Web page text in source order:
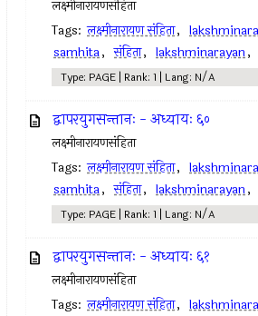
लक्ष्मीनारायणसंहिता
Tags: लक्ष्मीनारायण संहिता,
samhita, संहिता, lakshminarayan,
Type: PAGE | Rank: 1 | Lang: N/A
द्वापरयुगसन्तानः - अध्यायः ६०
लक्ष्मीनारायणसंहिता
Tags: लक्ष्मीनारायण संहिता,
samhita, संहिता, lakshminarayan,
Type: PAGE | Rank: 1 | Lang: N/A
द्वापरयुगसन्तानः - अध्यायः ६१
लक्ष्मीनारायणसंहिता
Tags: लक्ष्मीनारायण संहिता,